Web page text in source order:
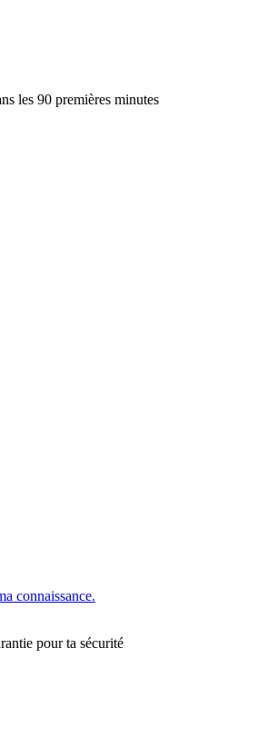
les 90 premières minutes
connaissance.
pour ta sécurité